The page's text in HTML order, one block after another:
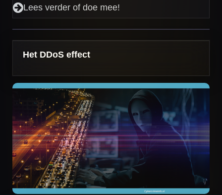
Lees verder of doe mee!
Het DDoS effect